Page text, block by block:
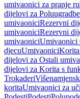
umivaonici za pranje
dijelovi za
umivaoniciRezervni
umivaoniciRezervni
umivaoniciUmivaonici
djecuUmivaoniciKorita
dijelovi za Ostali
dijelovi za Korita s
Trokaderi
koritaUmivaonici za